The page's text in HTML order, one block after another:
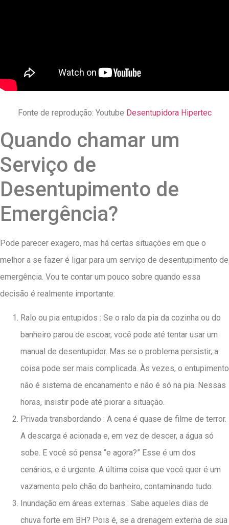
Fonte de reprodução: Youtube Desentupidora Hipertec
Quando chamar um
Serviço de
Desentupimento de
Emergência?
Pode parecer exagero, mas há certas situações em que o
melhor a se fazer é ligar para um serviço de desentupimento de
emergência. Vou te contar um pouco sobre quando essa
decisão é realmente importante:
Ralo ou pia entupidos : Se o ralo da pia da cozinha ou do
banheiro parou de escoar, você pode até tentar usar um
manual de desentupidor. Mas se o problema persistir, a
coisa pode ser mais complicada. Às vezes, o entupimento
não é sistema de encanamento e não é só na pia. Nessas
horas, insistir pode até piorar a situação.
Privada transbordando : A cena é quase de filme de terror.
A descarga é acionada e, em vez de descer, a água só
sobe. E você só pensa “e agora?” Esse é um dos
cenários, e é urgente. A última coisa que você quer é um
vazamento pelo chão do banheiro, contaminando tudo.
Inundação em áreas externas : Sabe aqueles dias de
chuva forte em BH? Pois é, se a drenagem externa de sua